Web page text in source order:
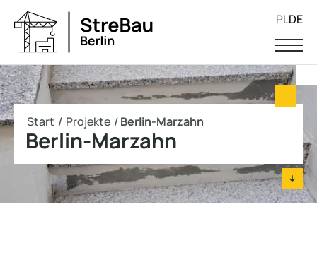
PLDE
Start / Projekte /Berlin-Marzahn
Berlin-Marzahn